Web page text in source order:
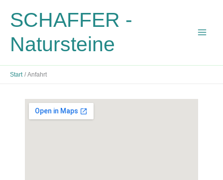
InhaltSCHAFFER -
Natursteine
Start Anfahrt